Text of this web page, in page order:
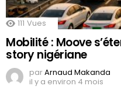
111 Vues
Mobilité : Moove
story nigériane
parArnaud Makanda
il y a environ 4 mois